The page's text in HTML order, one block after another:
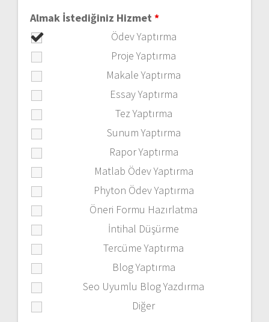
Almak İstediğiniz Hizmet *
Ödev Yaptırma
Proje Yaptırma
Makale Yaptırma
Essay Yaptırma
Tez Yaptırma
Sunum Yaptırma
Rapor Yaptırma
Matlab Ödev Yaptırma
Phyton Ödev Yaptırma
Öneri Formu Hazırlatma
İntihal Düşürme
Tercüme Yaptırma
Blog Yaptırma
Seo Uyumlu Blog Yazdırma
Diğer